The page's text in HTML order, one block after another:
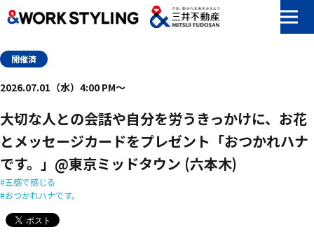
開催済
2026.07.01（水）4:00 PM〜
大切な人との会話や自分を労うきっかけに、お花
とメッセージカードをプレゼント「おつかれハナ
です。」@東京ミッドタウン (六本木)
五感で感じる
おつかれハナです。